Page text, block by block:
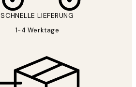
SCHNELLE LIEFERUNG
1-4 Werktage